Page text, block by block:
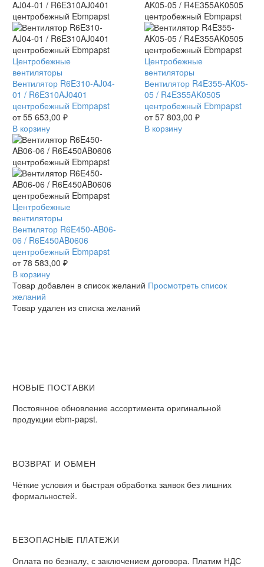
Вентилятор
R6E310-
AJ04-
01
/
R6E310AJ0401
центробежный
Ebmpapst
Центробежные
вентиляторы
Вентилятор R6E310-AJ04-
01 / R6E310AJ0401
центробежный Ebmpapst
от55 653,00 ₽
В корзину
Вентилятор
R4E355-
AK05-
05
/
R4E355AK0505
центробежный
Центробежные
вентиляторы
Вентилятор R4E355-AK05-
05 / R4E355AK0505
центробежный Ebmpapst
от57 803,00 ₽
В корзину
Вентилятор
R6E450-
AB06-
06
/
R6E450AB0606
центробежный
Ebmpapst
Центробежные
вентиляторы
Вентилятор R6E450-AB06-
06 / R6E450AB0606
центробежный Ebmpapst
от78 583,00 ₽
В корзину
Товар добавлен в список желаний Просмотреть список
желаний
Товар удален из списка желаний
НОВЫЕ ПОСТАВКИ
Постоянное обновление ассортимента оригинальной
продукции ebm-papst.
ВОЗВРАТ И ОБМЕН
Чёткие условия и быстрая обработка заявок без лишних
формальностей.
БЕЗОПАСНЫЕ ПЛАТЕЖИ
Оплата по безналу, с заключением договора. Платим НДС